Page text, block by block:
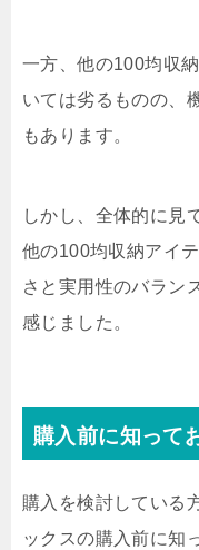
一方、他の100均収
いては劣るものの、
もあります。
しかし、全体的に見
他の100均収納アイ
さと実用性のバラン
感じました。
購入前に知って
購入を検討している
ックスの購入前に知